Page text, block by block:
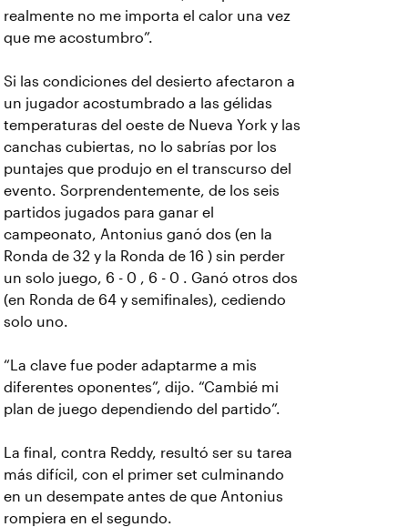
realmente no me importa el calor una vez
que me acostumbro”.
Si las condiciones del desierto afectaron a
un jugador acostumbrado a las gélidas
temperaturas del oeste de Nueva York y las
canchas cubiertas, no lo sabrías por los
puntajes que produjo en el transcurso del
evento. Sorprendentemente, de los seis
partidos jugados para ganar el
campeonato, Antonius ganó dos (en la
Ronda de 32 y la Ronda de 16 ) sin perder
un solo juego, 6 - 0 , 6 - 0 . Ganó otros dos
(en Ronda de 64 y semifinales), cediendo
solo uno.
“La clave fue poder adaptarme a mis
diferentes oponentes”, dijo. “Cambié mi
plan de juego dependiendo del partido”.
La final, contra Reddy, resultó ser su tarea
más difícil, con el primer set culminando
en un desempate antes de que Antonius
rompiera en el segundo.